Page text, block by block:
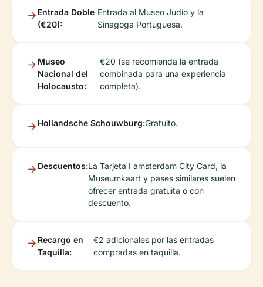
Entrada Doble
(€20):
Entrada al Museo Judío y la
Sinagoga Portuguesa.
Museo
Nacional del
Holocausto:
€20 (se recomienda la entrada
combinada para una experiencia
completa).
Hollandsche Schouwburg:Gratuito.
Descuentos:La Tarjeta I amsterdam City Card, la
Museumkaart y pases similares suelen
ofrecer entrada gratuita o con
descuento.
Recargo en
Taquilla:
€2 adicionales por las entradas
compradas en taquilla.